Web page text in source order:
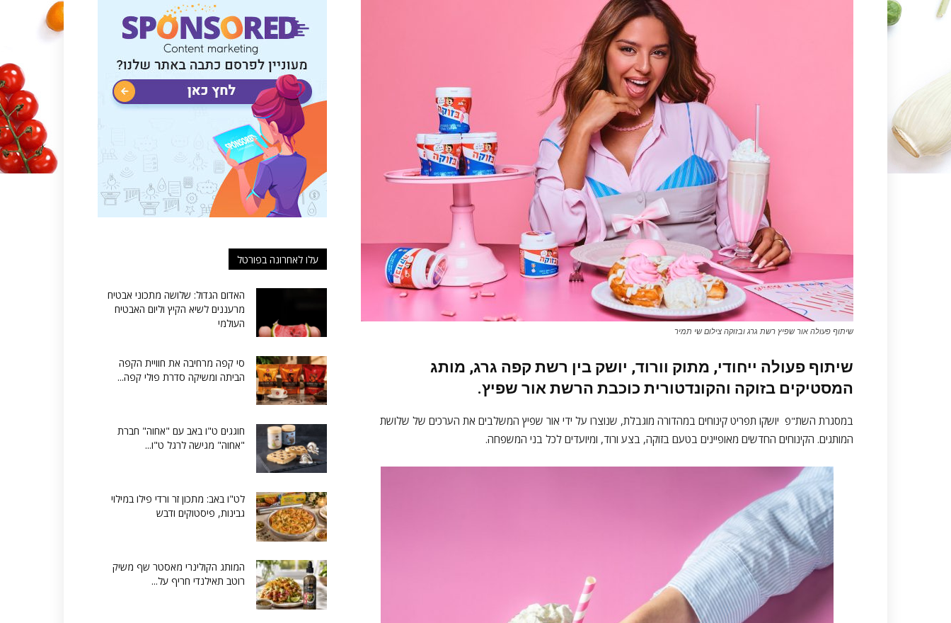
שיתוף פעולה אור שפיץ רשת גרג ובזוקה צילום שי תמיר
שיתוף פעולה ייחודי, מתוק וורוד, יושק בין רשת קפה גרג, מותג
המסטיקים בזוקה והקונדטורית כוכבת הרשת אור שפיץ.
במסגרת השת"פ יושקו תפריט קינוחים במהדורה מוגבלת, שנוצרו על ידי אור שפיץ המשלבים את הערכים של שלושת
המותגים. הקינוחים החדשים מאופיינים בטעם בזוקה, בצע ורוד, ומיועדים לכל בני המשפחה.
עלו לאחרונה בפורטל
האדום הגדול: שלושה מתכוני אבטיח
מרעננים לשיא הקיץ וליום האבטיח
העולמי
סי קפה מרחיבה את חוויית הקפה
הביתה ומשיקה סדרת פולי קפה...
חוגגים ט"ו באב עם "אחוה" חברת
"אחוה" מגישה לרגל ט"ו...
לט"ו באב: מתכון זר ורדי פילו במילוי
גבינות, פיסטוקים ודבש
המותג הקולינרי מאסטר שף משיק
רוטב תאילנדי חריף על...